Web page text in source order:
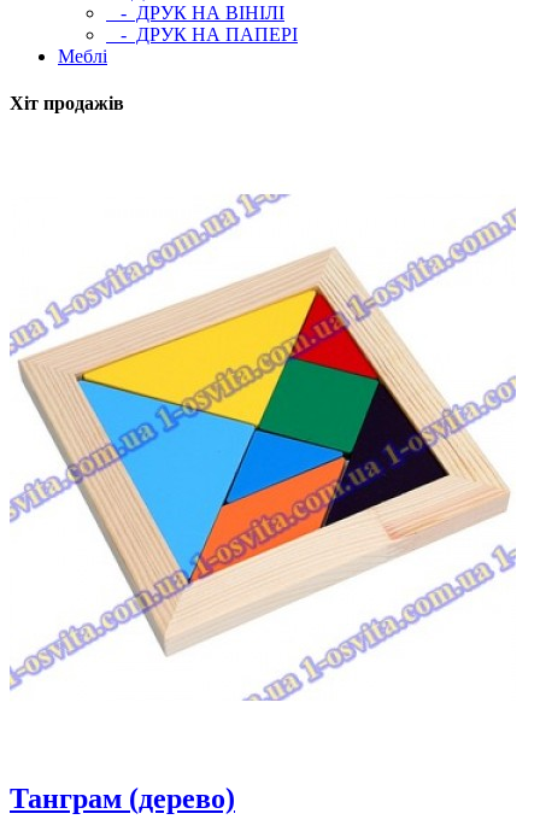
- ДРУК НА ВІНІЛІ
- ДРУК НА ПАПЕРІ
Меблі
Хіт продажів
Танграм (дерево)